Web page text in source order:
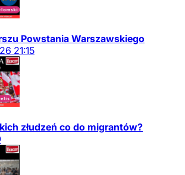
Powstania Warszawskiego
21:15
złudzeń co do migrantów?